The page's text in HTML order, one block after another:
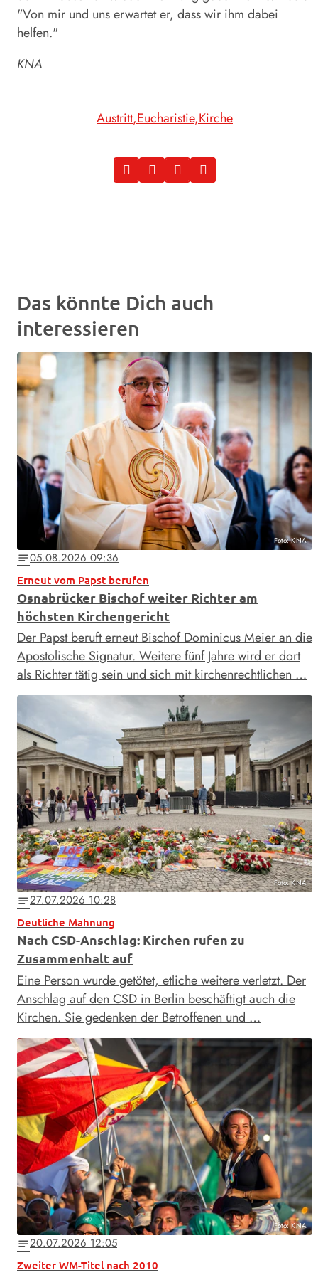
"Von mir und uns erwartet er, dass wir ihm dabei
helfen."
KNA
Austritt Eucharistie Kirche
Das könnte Dich auch
interessieren
Foto: KNA
notes05.08.2026 09:36
Erneut vom Papst berufen
Osnabrücker Bischof weiter Richter am
höchsten Kirchengericht
Der Papst beruft erneut Bischof Dominicus Meier an die
Apostolische Signatur. Weitere fünf Jahre wird er dort
als Richter tätig sein und sich mit kirchenrechtlichen …
Foto: KNA
notes27.07.2026 10:28
Deutliche Mahnung
Nach CSD-Anschlag: Kirchen rufen zu
Zusammenhalt auf
Eine Person wurde getötet, etliche weitere verletzt. Der
Anschlag auf den CSD in Berlin beschäftigt auch die
Kirchen. Sie gedenken der Betroffenen und …
Foto: KNA
notes20.07.2026 12:05
Zweiter WM-Titel nach 2010